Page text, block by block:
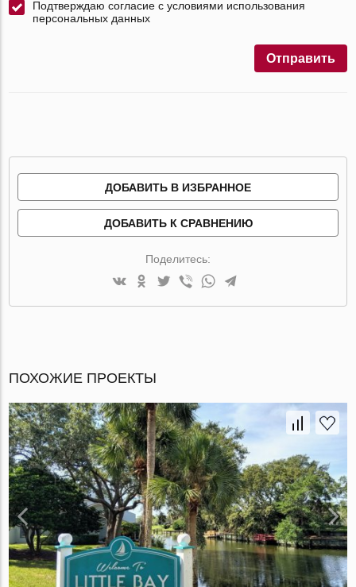
Подтверждаю согласие с условиями использования
персональных данных
Отправить
ДОБАВИТЬ В ИЗБРАННОЕ
ДОБАВИТЬ К СРАВНЕНИЮ
Поделитесь:
ПОХОЖИЕ ПРОЕКТЫ